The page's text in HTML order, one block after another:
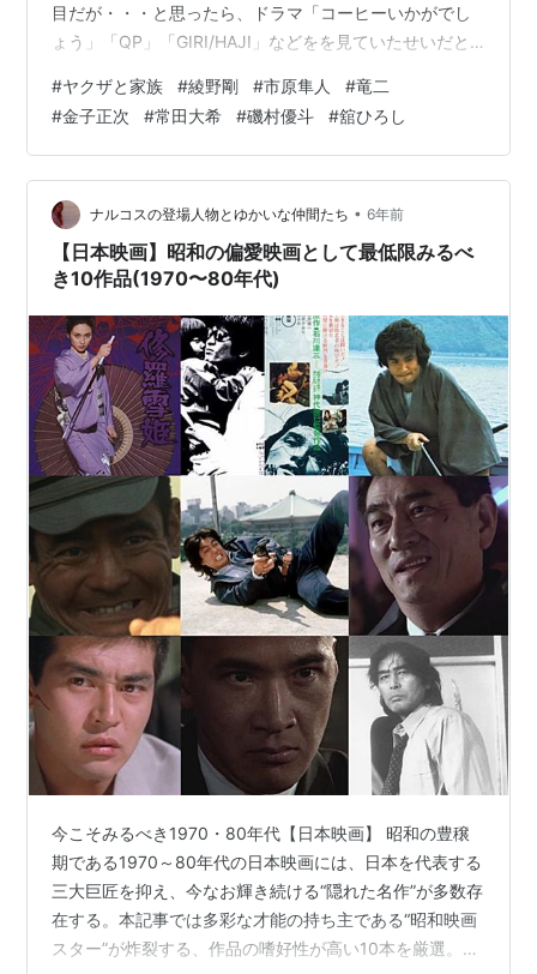
目だが・・・と思ったら、ドラマ「コーヒーいかがでし
ょう」「QP」「GIRI/HAJI」などをを見ていたせいだと
になってきた。 それにしても、駿河太郎という俳優は、
よく惨殺される（役回りだ）よなー。「孤狼の血」では
堅気の金貸しとして殺され、本作では対抗組織の若頭的
存在で、やっぱり殺される。それと、磯村優斗だが、チ
ンピラ―しかもどこか純粋で繊細なところがあるー役が
めちゃくちゃハマる。本作では…
#ヤクザと家族 #綾野剛 #市原隼人 #竜二
#金子正次 #常田大希 #磯村優斗 #舘ひろし
ナルコスの登場人物とゆかいな仲間たち • 6年前
【日本映画】昭和の偏愛映画として最低限みるべ
き10作品(1970〜80年代)
今こそみるべき1970・80年代【日本映画】 昭和の豊穣
期である1970～80年代の日本映画には、日本を代表する
三大巨匠を抑え、今なお輝き続ける“隠れた名作”が多数存
在する。本記事では多彩な才能の持ち主である“昭和映画
スター”が炸裂する、作品の嗜好性が高い10本を厳選。さ